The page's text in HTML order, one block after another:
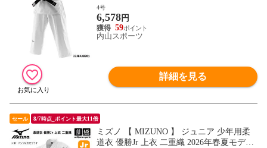
柔道着 帯別売り ズボン 練習 トレーニング
部活動 中学生 高校生 学生 】【翌日配達対
象】[自社]
4号
6,578円
59
内山スポーツ
詳細を見る
セール 8/7時点_ポイント最大11倍
ミズノ 【 MIZUNO 】 ジュニア 少年用柔
道衣 優勝Jr 上衣 二重織 2026年春夏モデル